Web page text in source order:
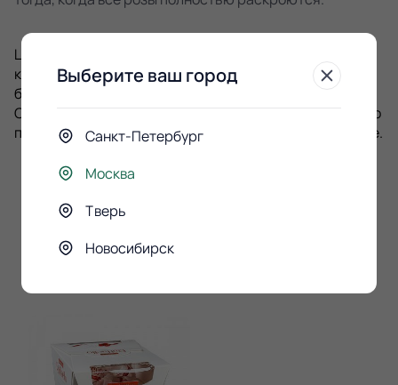
Цветы перевязаны технически и атласными лентами,
которые держат форму. Букет точно не распадется и
будет вдохновлять до 15 дней при правильном уходе.
Стебли солнечных молочно-лимонных роз необходимо
подрезать под углом 45 градусов и менять воду в вазе.
К этому букету
Выберите ваш город
Санкт-Петербург
Москва
Тверь
Новосибирск